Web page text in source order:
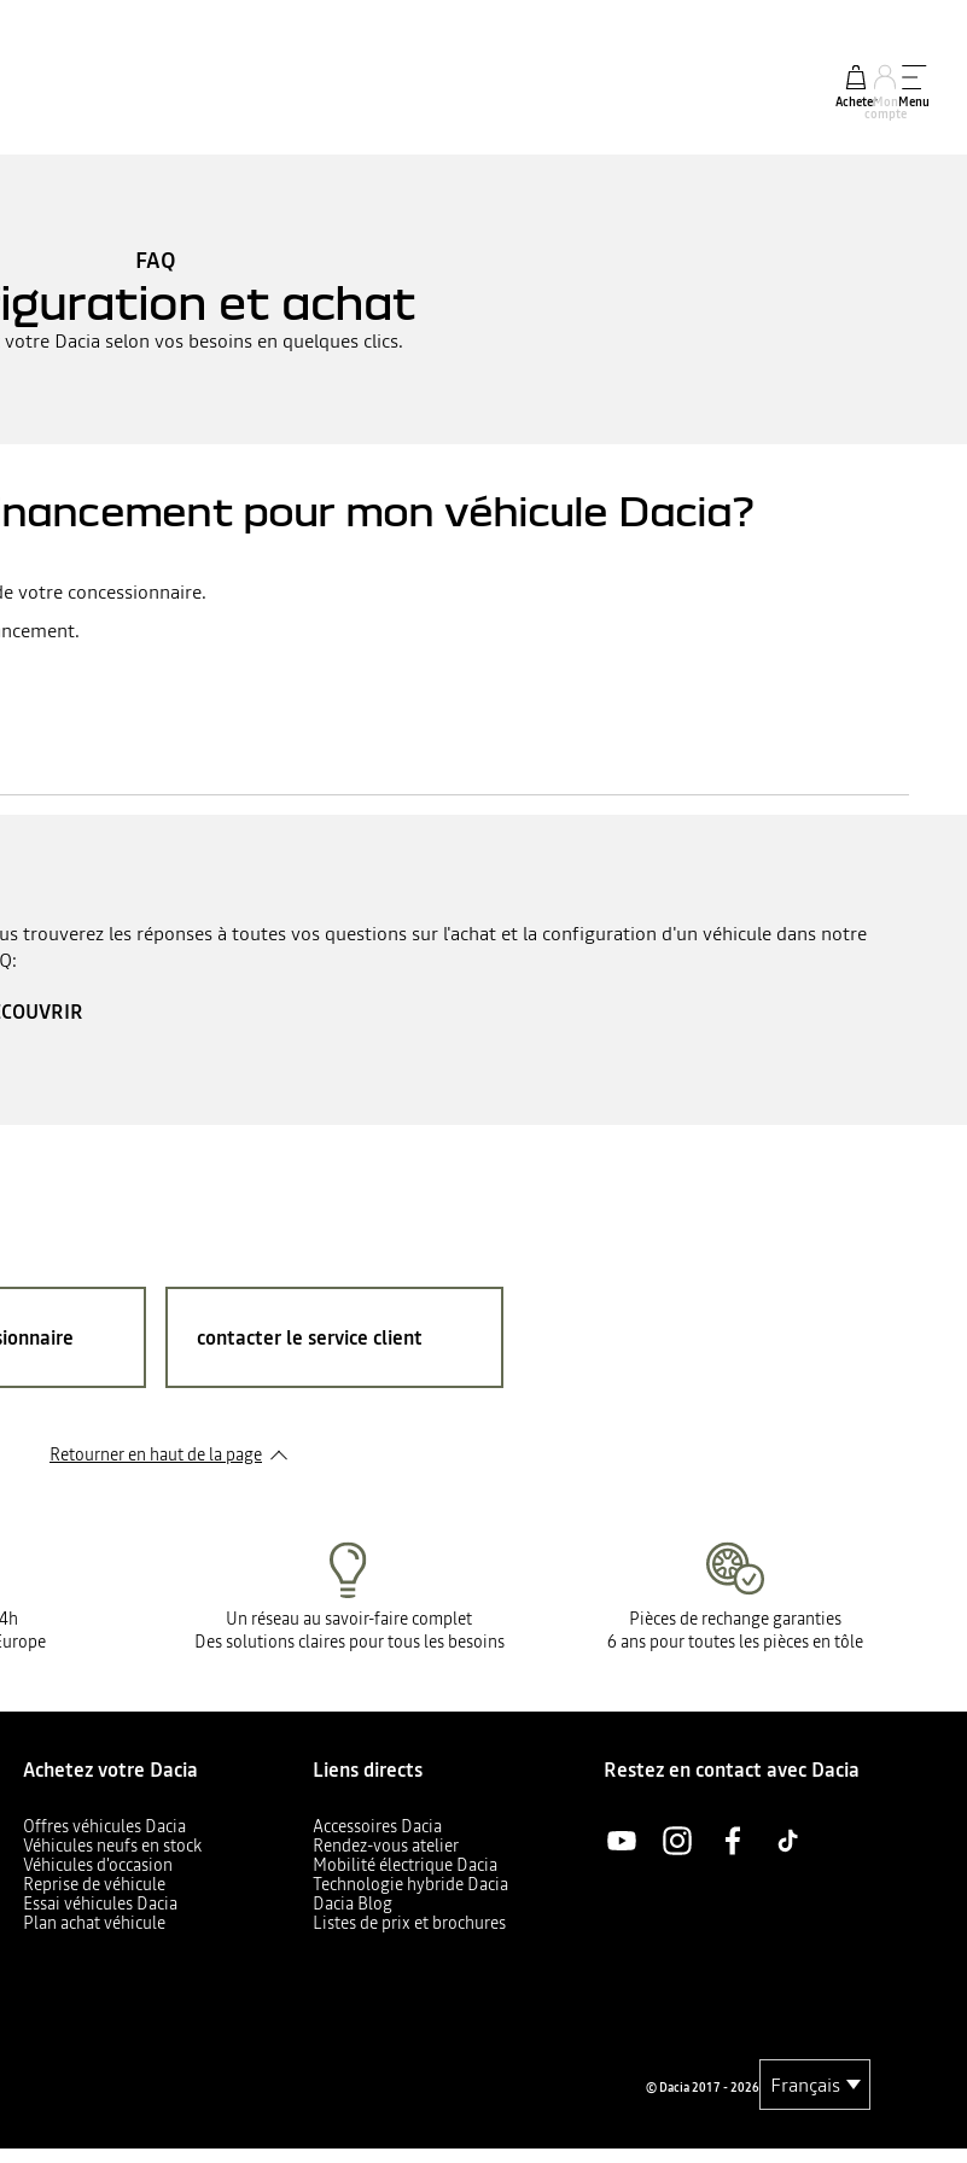
AcheterMon
compte
Menu
FAQ
et achat
Dacia selon vos besoins en quelques clics.
pour mon véhicule Dacia?
votre concessionnaire.
trouverez les réponses à toutes vos questions sur l'achat et la configuration d'un véhicule dans notre
contacter le service client
Retourner en haut de la page
Un réseau au savoir-faire complet
Des solutions claires pour tous les besoins
Pièces de rechange garanties
6 ans pour toutes les pièces en tôle
Achetez votre Dacia
Offres véhicules Dacia
Véhicules neufs en stock
Véhicules d'occasion
Reprise de véhicule
Essai véhicules Dacia
Plan achat véhicule
Liens directs
Accessoires Dacia
Rendez-vous atelier
Mobilité électrique Dacia
Technologie hybride Dacia
Dacia Blog
Listes de prix et brochures
Restez en contact avec Dacia
© Dacia 2017 - 2026